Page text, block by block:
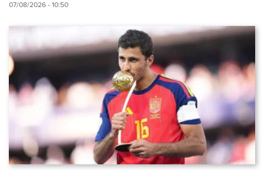
07/08/2026 - 10:50